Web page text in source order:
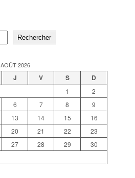
Rechercher
AOÛT 2026
J V S D
1
2
6 7 8
9
13 14 15
16
20 21 22
23
27 28 29
30